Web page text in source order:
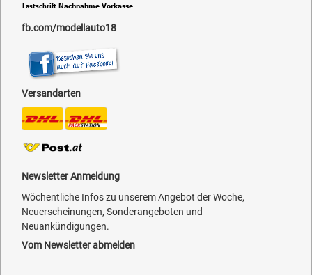
fb.com/modellauto18
Versandarten
Newsletter Anmeldung
Wöchentliche Infos zu unserem Angebot der Woche,
Neuerscheinungen, Sonderangeboten und
Neuankündigungen.
Vom Newsletter abmelden